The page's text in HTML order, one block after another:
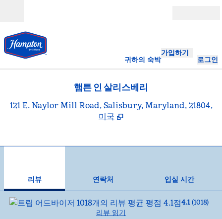
귀하의 숙박
가입하기
로그인
햄튼 인 살리스베리
121 E. Naylor Mill Road, Salisbury, Maryland, 21804,
미국
리뷰 연락처
입실 시간
4.1 (1018)
리뷰 읽기